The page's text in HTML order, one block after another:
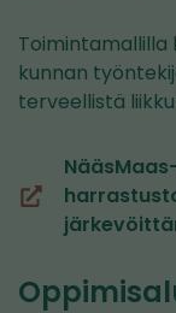
kunnan
terveellistä
(siirryt
toiseen